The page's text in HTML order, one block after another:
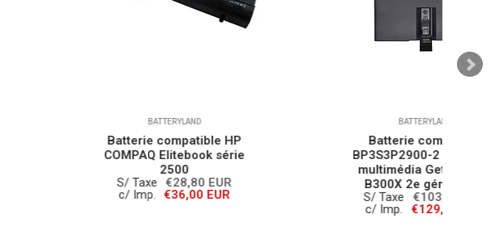
Batterie compatible HP
COMPAQ Elitebook série
€28,80 EUR
€36,00 EUR
Batterie compatible
BP3S3P2900-2 pour baie
multimédia Getac B300
B300X 2e génération
€103,20 EUR
€129,00 EUR